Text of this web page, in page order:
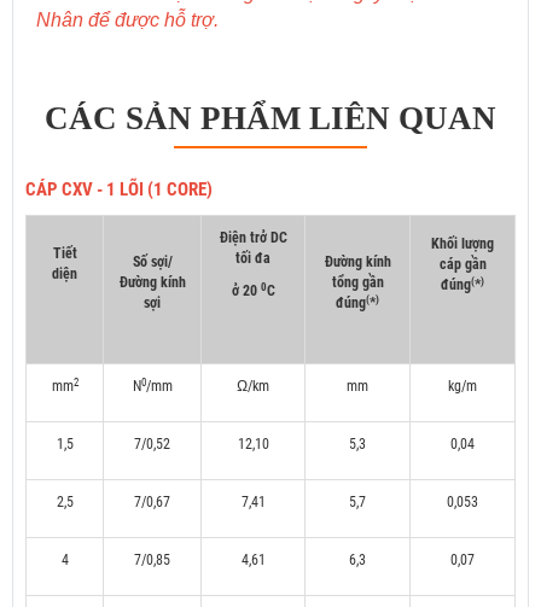
Nhân để được hỗ trợ.
CÁC SẢN PHẨM LIÊN QUAN
CÁP CXV - 1 LÕI (1 CORE)
Tiết
diện
Số sợi/
Đường kính
sợi
Điện trở DC
tối đa
ở 20 0C
Đường kính
tổng gần
đúng(*)
Khối lượng
cáp gần
đúng(*)
mm2 N0/mm Ω/km mm kg/m
1,5 7/0,52 12,10 5,3 0,04
2,5 7/0,67 7,41 5,7 0,053
4 7/0,85 4,61 6,3 0,07